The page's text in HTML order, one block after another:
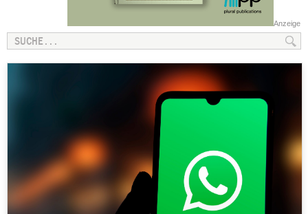
Anzeige